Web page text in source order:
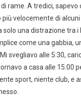
rame. A tredici, sapevo
velocemente di
solo una distrazione tra i
come una gabbia,
svegliavo alle 5:30,
a casa alle 15:00
sport, niente club, e